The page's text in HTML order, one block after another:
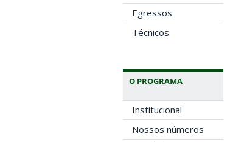
Egressos
Técnicos
O PROGRAMA
Institucional
Nossos números